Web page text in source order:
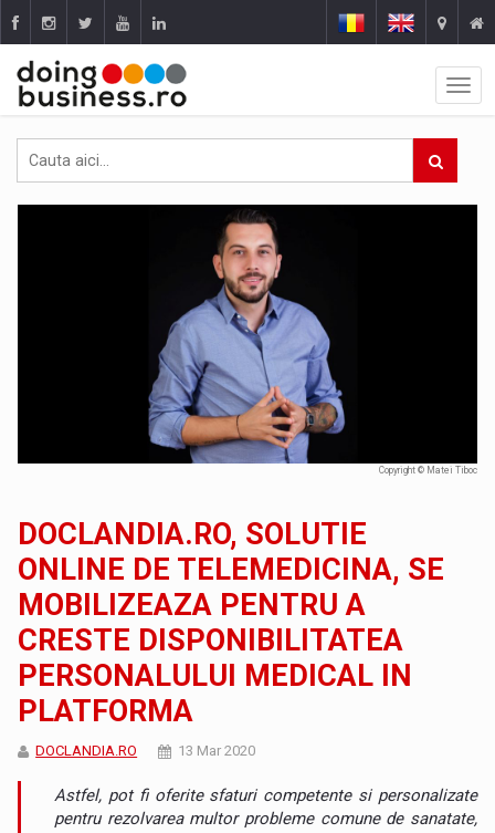
Copyright © Matei Tiboc
DOCLANDIA.RO, SOLUTIE
ONLINE DE TELEMEDICINA, SE
MOBILIZEAZA PENTRU A
CRESTE DISPONIBILITATEA
PERSONALULUI MEDICAL IN
PLATFORMA
DOCLANDIA.RO 13 Mar 2020
Astfel, pot fi oferite sfaturi competente si personalizate
pentru rezolvarea multor probleme comune de sanatate,